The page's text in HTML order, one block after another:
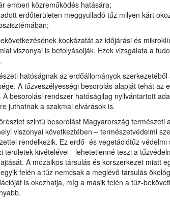
emberi közreműködés hatására;
erdőterületen meggyulladó tűz milyen kárt
kockázatát az időjárási és
viszonyai is befolyásolják. Ezek vizsgálata a
hatóságnak az erdőállományok
A tűzveszélyességi besorolás alapját tehát az
A besorolási rendszer hatóságilag nyilvántartott
juthatnak a szakmai elvárások is.
szintű besorolást Magyarország természeti
viszonyai következtében – természetvédelmi
rendelkezik. Ez erdő- és vegetációtűz-
területek kivételével - lehetetlenné teszi a
A mozaikos társulás és korszerkezet miatt
felén a tűz nemcsak a meglévő társulás
is okozhatja, míg a másik felén a tűz-